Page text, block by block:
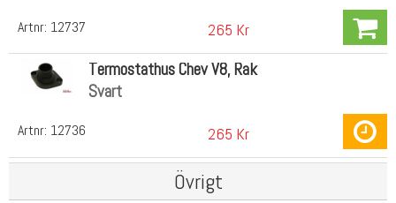
Artnr: 12737 265 Kr
Artnr: 12736
Termostathus Chev V8, Rak
Svart
265 Kr
Övrigt